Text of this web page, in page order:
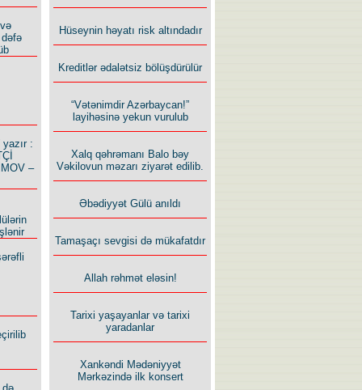
:
–
Hüseynin həyatı risk altındadır
Kreditlər ədalətsiz bölüşdürülür
“Vətənimdir Azərbaycan!”
layihəsinə yekun vurulub
Xalq qəhrəmanı Balo bəy
Vəkilovun məzarı ziyarət edilib.
Əbədiyyət Gülü anıldı
Tamaşaçı sevgisi də mükafatdır
Allah rəhmət eləsin!
Tarixi yaşayanlar və tarixi
yaradanlar
Xankəndi Mədəniyyət
Mərkəzində ilk konsert